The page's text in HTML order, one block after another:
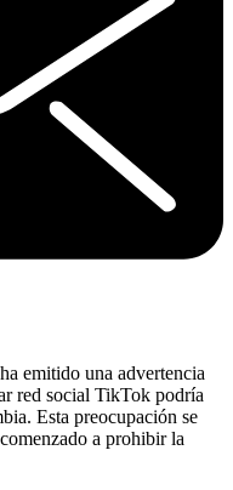
emitido una advertencia
red social TikTok podría
Esta preocupación se
a prohibir la